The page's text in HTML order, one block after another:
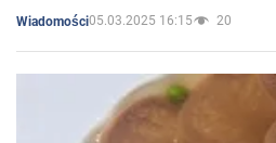
Wiadomości05.03.2025 16:15 20